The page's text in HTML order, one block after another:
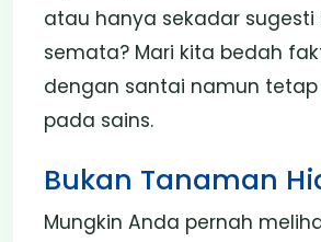
atau hanya sekadar sugesti
semata? Mari kita bedah
dengan santai namun tetap
pada sains.
Bukan Tanaman
Mungkin Anda pernah